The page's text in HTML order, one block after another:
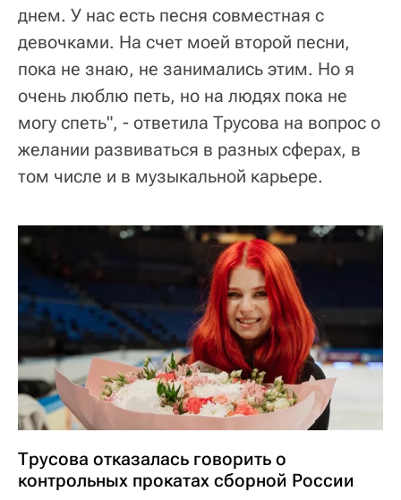
днем. У нас есть песня совместная с
девочками. На счет моей второй песни,
пока не знаю, не занимались этим. Но я
очень люблю петь, но на людях пока не
могу спеть", - ответила Трусова на вопрос о
желании развиваться в разных сферах, в
том числе и в музыкальной карьере.
Трусова отказалась говорить о
контрольных прокатах сборной России